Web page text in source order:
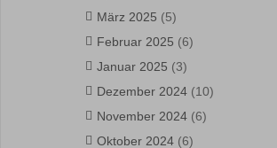
März 2025 (5)
Februar 2025 (6)
Januar 2025 (3)
Dezember 2024 (10)
November 2024 (6)
Oktober 2024 (6)